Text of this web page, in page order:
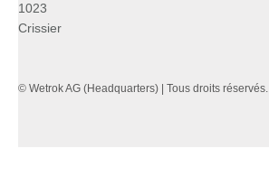
1023
Crissier
© Wetrok AG (Headquarters) | Tous droits réservés.